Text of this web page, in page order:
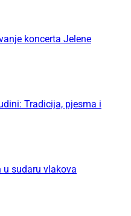
koncerta Jelene
Tradicija, pjesma i
u sudaru vlakova